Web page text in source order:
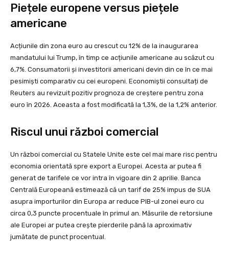
Piețele europene versus piețele
americane
Acțiunile din zona euro au crescut cu 12% de la inaugurarea
mandatului lui Trump, în timp ce acțiunile americane au scăzut cu
6,7%. Consumatorii și investitorii americani devin din ce în ce mai
pesimiști comparativ cu cei europeni. Economiștii consultați de
Reuters au revizuit pozitiv prognoza de creștere pentru zona
euro în 2026. Aceasta a fost modificată la 1,3%, de la 1,2% anterior.
Riscul unui război comercial
Un război comercial cu Statele Unite este cel mai mare risc pentru
economia orientată spre export a Europei. Acesta ar putea fi
generat de tarifele ce vor intra în vigoare din 2 aprilie. Banca
Centrală Europeană estimează că un tarif de 25% impus de SUA
asupra importurilor din Europa ar reduce PIB-ul zonei euro cu
circa 0,3 puncte procentuale în primul an. Măsurile de retorsiune
ale Europei ar putea crește pierderile până la aproximativ
jumătate de punct procentual.